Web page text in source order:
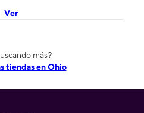
Ver
más?
tiendas en Ohio